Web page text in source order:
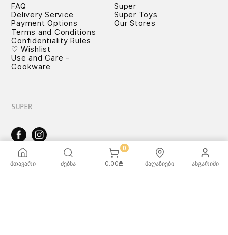
FAQ
Delivery Service
Payment Options
Terms and Conditions
Confidentiality Rules
♡ Wishlist
Use and Care -
Cookware
Super
Super Toys
Our Stores
SUPER
TOYS
მთავარი ძებნა
0
0.00₾ მაღაზიები ანგარიში